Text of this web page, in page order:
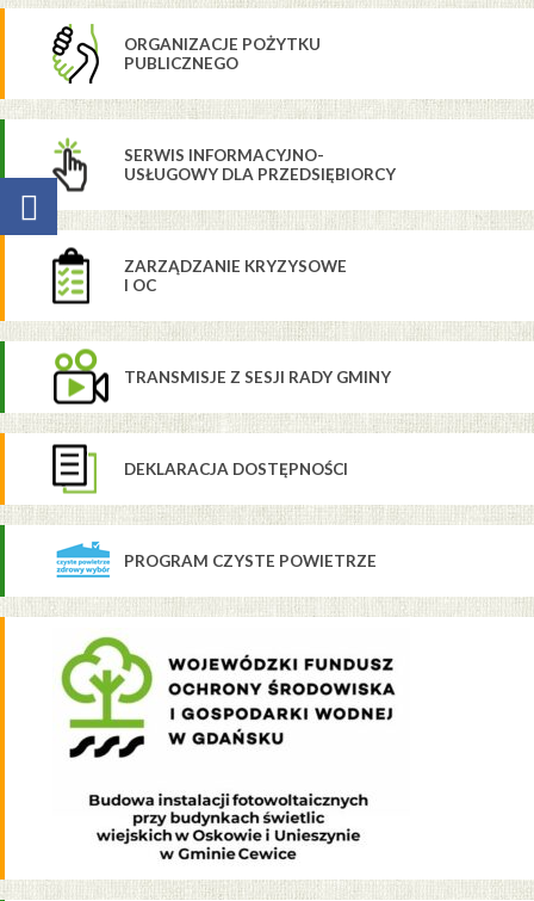
ORGANIZACJE POŻYTKU
PUBLICZNEGO
SERWIS INFORMACYJNO-
USŁUGOWY DLA PRZEDSIĘBIORCY
ZARZĄDZANIE KRYZYSOWE
I OC
TRANSMISJE Z SESJI RADY GMINY
DEKLARACJA DOSTĘPNOŚCI
PROGRAM CZYSTE POWIETRZE